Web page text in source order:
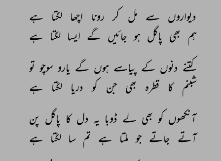
دیواروں سے مل کر رونا اچھا لگتا ہے
ہم بھی پاگل ہو جائیں گے ایسا لگتا ہے
کتنے دنوں کے پیاسے ہوں گے یارو سوچو تو
شبنم کا قطرہ بھی جن کو دریا لگتا ہے
آنکھوں کو بھی لے ڈوبا یہ دل کا پاگل پن
آتے جاتے جو ملتا ہے تم سا لگتا ہے